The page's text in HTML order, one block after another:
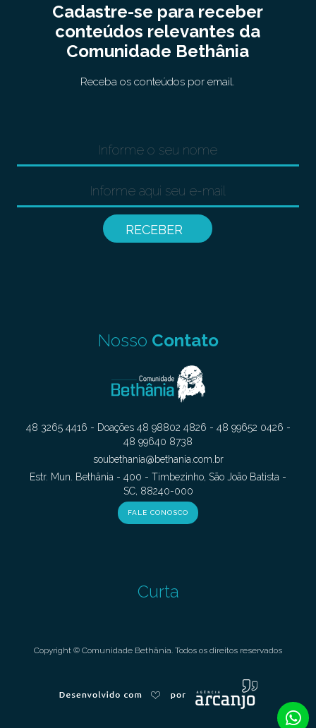
Cadastre-se para receber
conteúdos relevantes da
Comunidade Bethânia
Receba os conteúdos por email.
Nosso Contato
48 3265 4416 - Doações 48 98802 4826 - 48 99652 0426 -
48 99640 8738
soubethania@bethania.com.br
Estr. Mun. Bethânia - 400 - Timbezinho, São João Batista -
SC, 88240-000
FALE CONOSCO
Curta
Copyright © Comunidade Bethânia. Todos os direitos reservados